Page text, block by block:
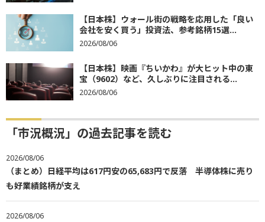
【日本株】ウォール街の戦略を応用した「良い
会社を安く買う」投資法、参考銘柄15選...
2026/08/06
【日本株】映画『ちいかわ』が大ヒット中の東
宝（9602）など、久しぶりに注目される...
2026/08/06
「市況概況」の過去記事を読む
2026/08/06
（まとめ）日経平均は617円安の65,683円で反落 半導体株に売り
も好業績銘柄が支え
2026/08/06